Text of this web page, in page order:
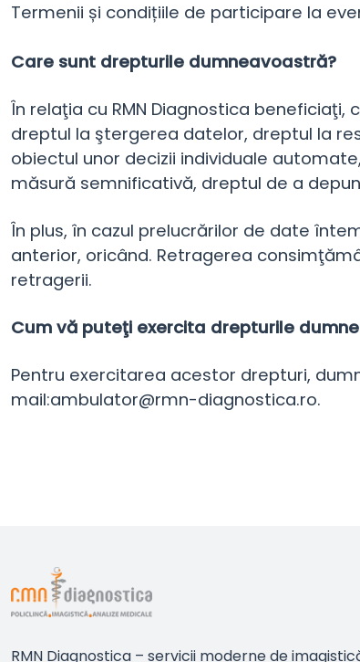
Termenii și condițiile de participare la
Care sunt drepturile dumneavoastră?
În relaţia cu RMN Diagnostica
dreptul la ştergerea datelor, dreptul la
obiectul unor decizii individuale
măsură semnificativă, dreptul de a
În plus, în cazul prelucrărilor de date
anterior, oricând. Retragerea
retragerii.
Cum vă puteţi exercita drepturile
Pentru exercitarea acestor drepturi,
mail:ambulator@rmn-diagnostica.ro.
RMN Diagnostica – servicii moderne de